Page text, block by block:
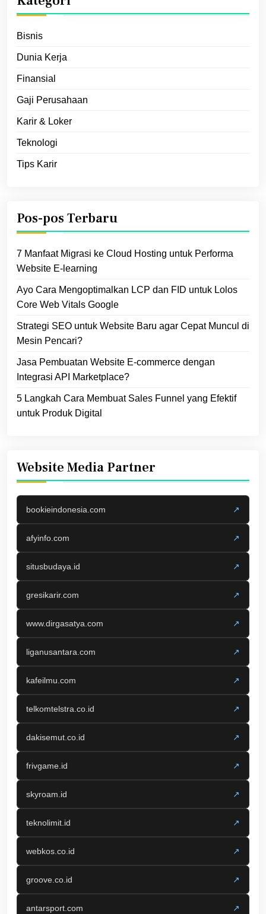
Bisnis
Dunia Kerja
Finansial
Gaji Perusahaan
Karir & Loker
Teknologi
Tips Karir
Pos-pos Terbaru
7 Manfaat Migrasi ke Cloud Hosting untuk Performa
Website E‑learning
Ayo Cara Mengoptimalkan LCP dan FID untuk Lolos
Core Web Vitals Google
Strategi SEO untuk Website Baru agar Cepat Muncul di
Mesin Pencari?
Jasa Pembuatan Website E-commerce dengan
Integrasi API Marketplace?
5 Langkah Cara Membuat Sales Funnel yang Efektif
untuk Produk Digital
Website Media Partner
bookieindonesia.com ↗
afyinfo.com ↗
situsbudaya.id ↗
gresikarir.com ↗
www.dirgasatya.com ↗
liganusantara.com ↗
kafeilmu.com ↗
telkomtelstra.co.id ↗
dakisemut.co.id ↗
frivgame.id ↗
skyroam.id ↗
teknolimit.id ↗
webkos.co.id ↗
groove.co.id ↗
antarsport.com ↗